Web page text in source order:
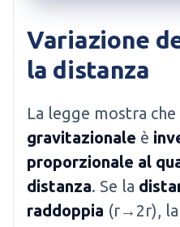
Variazione
la distanza
La legge mostra che
gravitazionale è
proporzionale al
distanza. Se la
raddoppia (r→2r), la